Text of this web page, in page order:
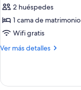
2 huéspedes
1 cama de matrimonio
Wifi gratis
Ver más detalles
Más
(Zeledria)